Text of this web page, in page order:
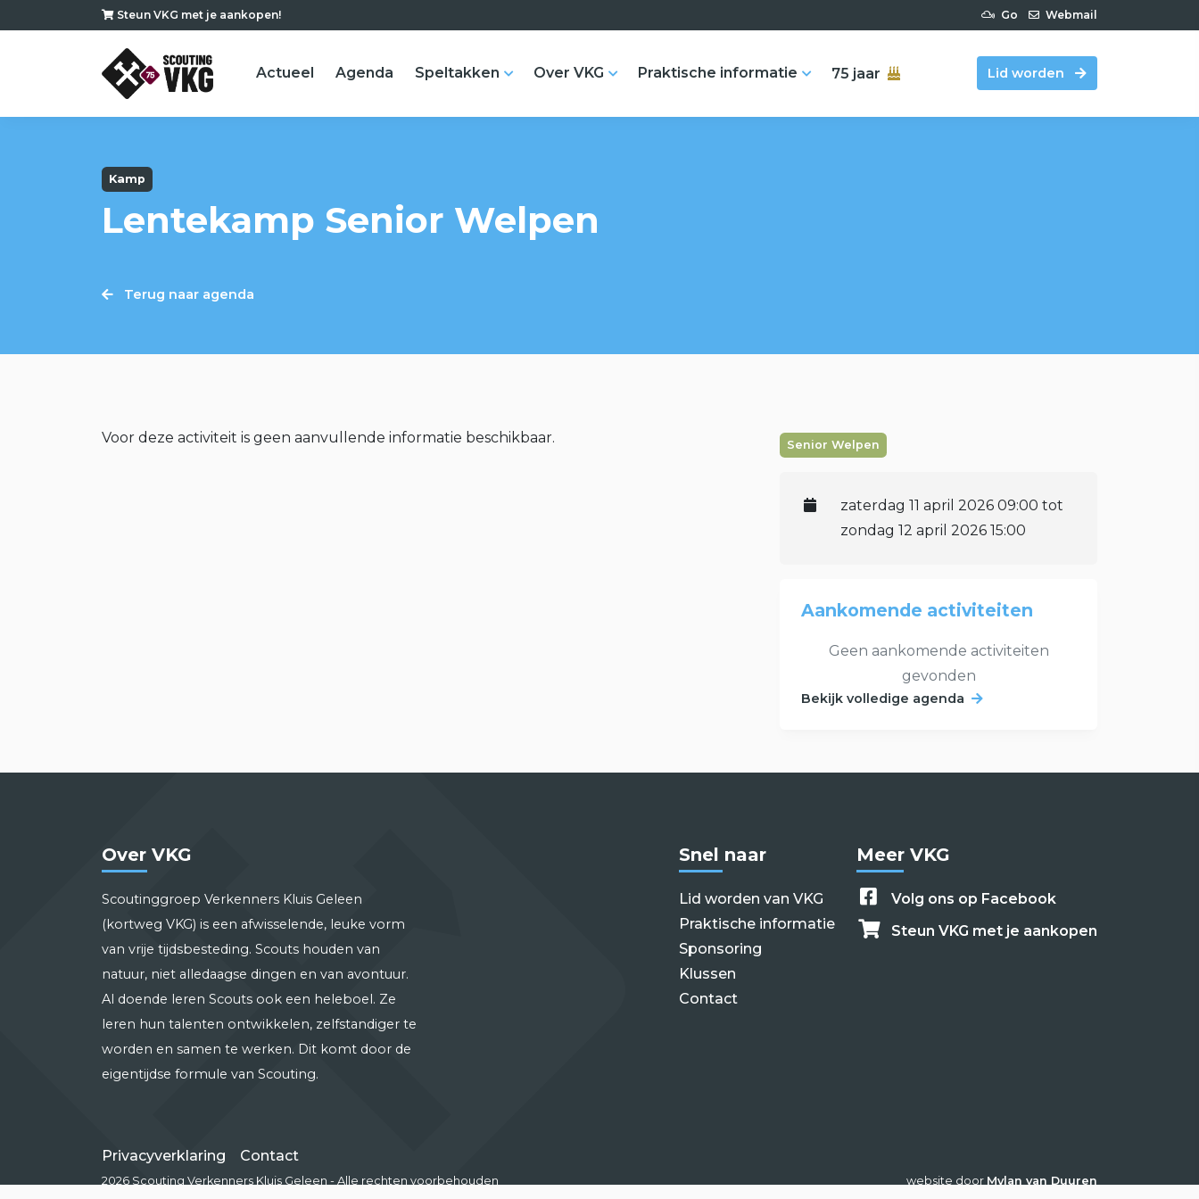
Steun VKG met je aankopen! Go Webmail
Actueel Agenda Speltakken Over VKG Praktische informatie 75 jaar Lid worden
Kamp
Lentekamp Senior Welpen
Terug naar agenda
Voor deze activiteit is geen aanvullende informatie beschikbaar. Senior Welpen
zaterdag 11 april 2026 09:00 tot
zondag 12 april 2026 15:00
Aankomende activiteiten
Geen aankomende activiteiten
gevonden
Bekijk volledige agenda
Over VKG
Scoutinggroep Verkenners Kluis Geleen
(kortweg VKG) is een afwisselende, leuke vorm
van vrije tijdsbesteding. Scouts houden van
natuur, niet alledaagse dingen en van avontuur.
Al doende leren Scouts ook een heleboel. Ze
leren hun talenten ontwikkelen, zelfstandiger te
worden en samen te werken. Dit komt door de
eigentijdse formule van Scouting.
Snel naar
Lid worden van VKG
Praktische informatie
Sponsoring
Klussen
Contact
Meer VKG
Volg ons op Facebook
Steun VKG met je aankopen
Privacyverklaring Contact
2026 Scouting Verkenners Kluis Geleen - Alle rechten voorbehouden website door Mylan van Duuren